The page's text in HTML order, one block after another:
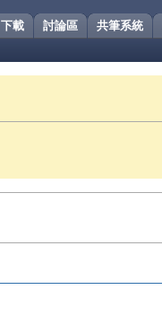
共筆系統
討論區
下載